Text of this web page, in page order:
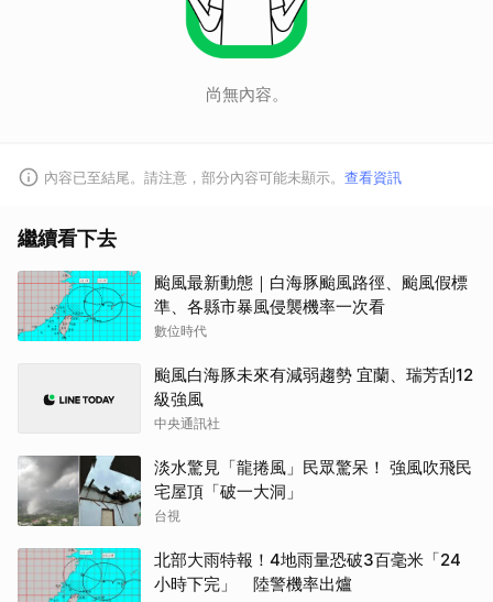
尚無內容。
內容已至結尾。請注意，部分內容可能未顯示。 查看資訊
繼續看下去
颱風最新動態｜白海豚颱風路徑、颱風假標
準、各縣市暴風侵襲機率一次看
數位時代
颱風白海豚未來有減弱趨勢 宜蘭、瑞芳刮12
級強風
中央通訊社
淡水驚見「龍捲風」民眾驚呆！ 強風吹飛民
宅屋頂「破一大洞」
台視
北部大雨特報！4地雨量恐破3百毫米「24
小時下完」 陸警機率出爐